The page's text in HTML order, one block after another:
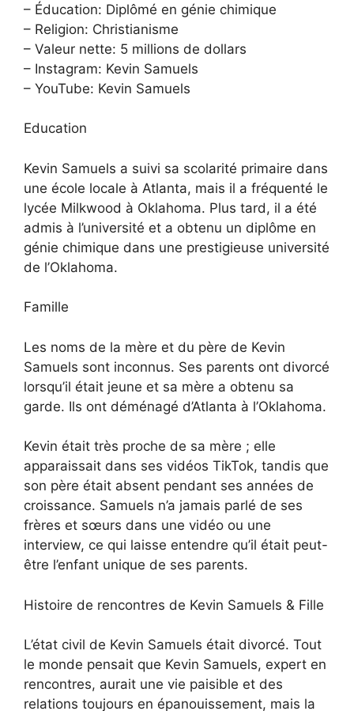
– Éducation: Diplômé en génie chimique
– Religion: Christianisme
– Valeur nette: 5 millions de dollars
– Instagram: Kevin Samuels
– YouTube: Kevin Samuels
Education
Kevin Samuels a suivi sa scolarité primaire dans
une école locale à Atlanta, mais il a fréquenté le
lycée Milkwood à Oklahoma. Plus tard, il a été
admis à l’université et a obtenu un diplôme en
génie chimique dans une prestigieuse université
de l’Oklahoma.
Famille
Les noms de la mère et du père de Kevin
Samuels sont inconnus. Ses parents ont divorcé
lorsqu’il était jeune et sa mère a obtenu sa
garde. Ils ont déménagé d’Atlanta à l’Oklahoma.
Kevin était très proche de sa mère ; elle
apparaissait dans ses vidéos TikTok, tandis que
son père était absent pendant ses années de
croissance. Samuels n’a jamais parlé de ses
frères et sœurs dans une vidéo ou une
interview, ce qui laisse entendre qu’il était peut-
être l’enfant unique de ses parents.
Histoire de rencontres de Kevin Samuels & Fille
L’état civil de Kevin Samuels était divorcé. Tout
le monde pensait que Kevin Samuels, expert en
rencontres, aurait une vie paisible et des
relations toujours en épanouissement, mais la